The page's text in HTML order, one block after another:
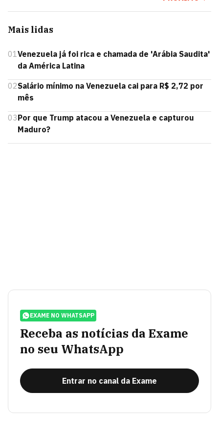
Mais lidas
01Venezuela já foi rica e chamada de 'Arábia Saudita'
da América Latina
02Salário mínimo na Venezuela cai para R$ 2,72 por
mês
03Por que Trump atacou a Venezuela e capturou
Maduro?
EXAME NO WHATSAPP
Receba as notícias da Exame
no seu WhatsApp
Entrar no canal da Exame